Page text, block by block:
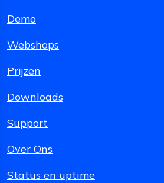
Demo
Webshops
Prijzen
Downloads
Support
Over Ons
Status en uptime